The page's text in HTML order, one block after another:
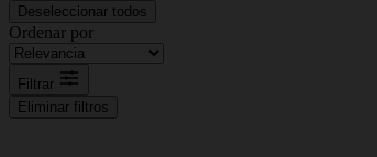
Deseleccionar todos
Ordenar por
Filtrar
Eliminar filtros